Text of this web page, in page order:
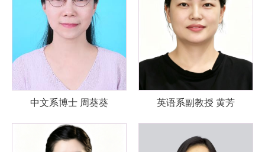
中文系博士 周葵葵 英语系副教授 黄芳